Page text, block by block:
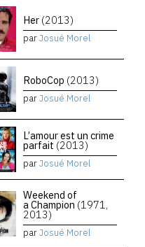
Her (2013)
parJosué Morel
RoboCop (2013)
parJosué Morel
L’amour est un crime
parfait (2013)
parJosué Morel
Weekend of
a Champion (1971,
2013)
parJosué Morel